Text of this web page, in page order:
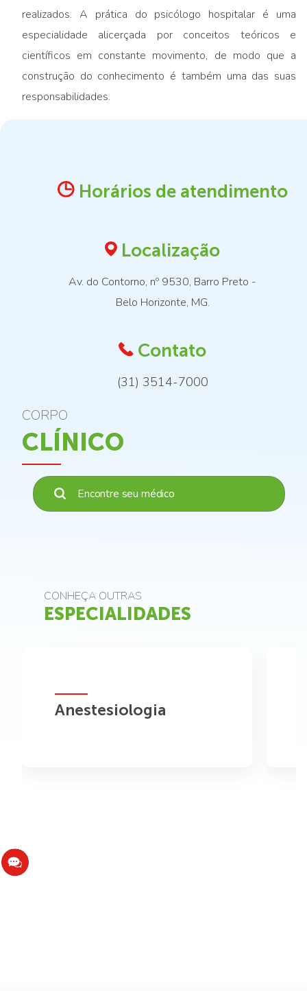
realizados. A prática do psicólogo hospitalar é uma
especialidade alicerçada por conceitos teóricos e
científicos em constante movimento, de modo que a
construção do conhecimento é também uma das suas
responsabilidades.
Horários de atendimento
Localização
Av. do Contorno, nº 9530, Barro Preto -
Belo Horizonte, MG.
Contato
(31) 3514-7000
CORPO
CLÍNICO
CONHEÇA OUTRAS
ESPECIALIDADES
Anestesiologia